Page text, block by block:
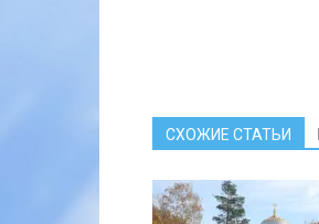
СХОЖИЕ СТАТЬИ